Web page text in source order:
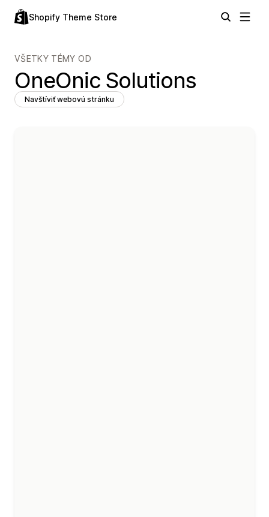
Shopify Theme Store
VŠETKY TÉMY OD
OneOnic Solutions
Navštíviť webovú stránku